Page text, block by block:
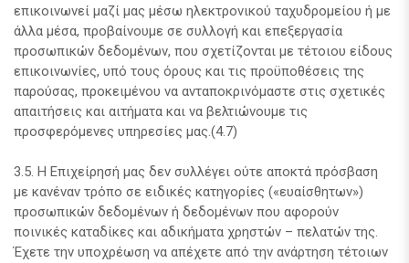
επικοινωνεί μαζί μας μέσω ηλεκτρονικού ταχυδρομείου ή με
άλλα μέσα, προβαίνουμε σε συλλογή και επεξεργασία
προσωπικών δεδομένων, που σχετίζονται με τέτοιου είδους
επικοινωνίες, υπό τους όρους και τις προϋποθέσεις της
παρούσας, προκειμένου να ανταποκρινόμαστε στις σχετικές
απαιτήσεις και αιτήματα και να βελτιώνουμε τις
προσφερόμενες υπηρεσίες μας.(4.7)
3.5. Η Επιχείρησή μας δεν συλλέγει ούτε αποκτά πρόσβαση
με κανέναν τρόπο σε ειδικές κατηγορίες («ευαίσθητων»)
προσωπικών δεδομένων ή δεδομένων που αφορούν
ποινικές καταδίκες και αδικήματα χρηστών – πελατών της.
Έχετε την υποχρέωση να απέχετε από την ανάρτηση τέτοιων